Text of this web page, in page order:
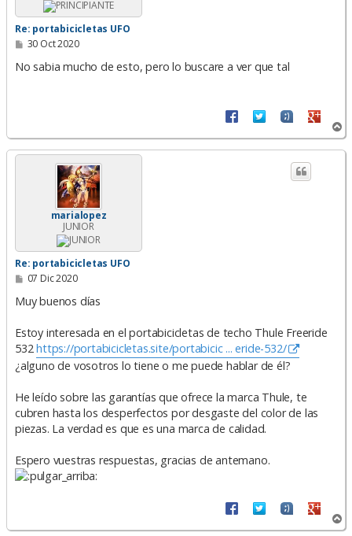
Re: portabicicletas UFO
M
n
30 Oct 2020
No sabia mucho de esto, pero lo buscare a ver que tal
r
r
marialopez
JUNIOR
Re: portabicicletas UFO
M
n
j
e
07 Dic 2020
Muy buenos días
Estoy interesada en el portabicicletas de techo Thule Freeride
532https://portabicicletas.site/portabicic ... eride-532/
¿alguno de vosotros lo tiene o me puede hablar de él?
He leído sobre las garantías que ofrece la marca Thule, te
cubren hasta los desperfectos por desgaste del color de las
piezas. La verdad es que es una marca de calidad.
Espero vuestras respuestas, gracias de antemano.
r